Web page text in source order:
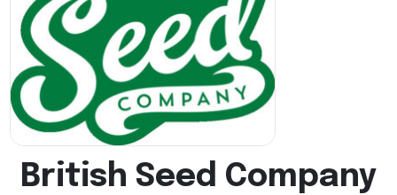
British Seed Company